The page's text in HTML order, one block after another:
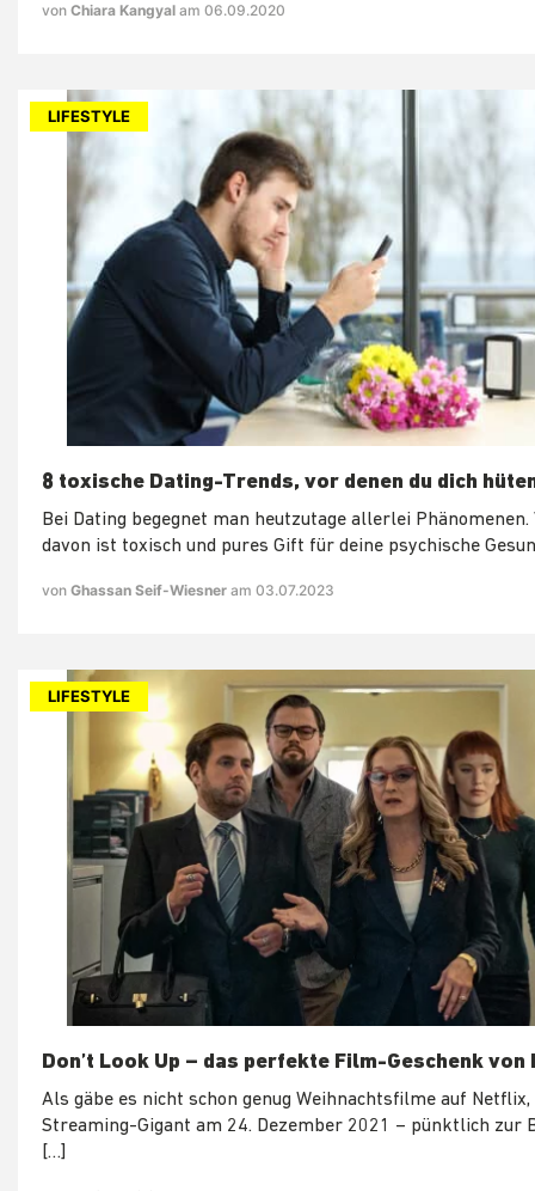
von Chiara Kangyal am 06.09.2020
LIFESTYLE
8 toxische Dating-Trends, vor denen du dich
Bei Dating begegnet man heutzutage allerlei Phänomenen.
davon ist toxisch und pures Gift für deine psychische
von Ghassan Seif-Wiesner am 03.07.2023
LIFESTYLE
Don’t Look Up – das perfekte Film-Geschenk
Als gäbe es nicht schon genug Weihnachtsfilme auf
Streaming-Gigant am 24. Dezember 2021 – pünktlich zur
[…]